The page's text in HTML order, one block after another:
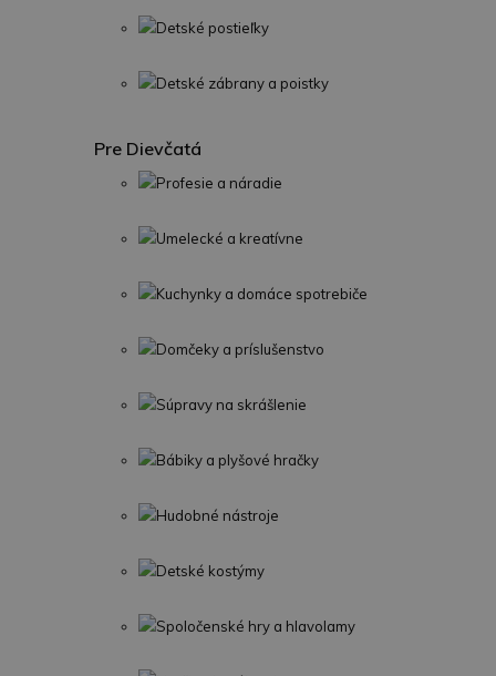
Detské postieľky
Detské zábrany a poistky
Pre Dievčatá
Profesie a náradie
Umelecké a kreatívne
Kuchynky a domáce spotrebiče
Domčeky a príslušenstvo
Súpravy na skrášlenie
Bábiky a plyšové hračky
Hudobné nástroje
Detské kostýmy
Spoločenské hry a hlavolamy